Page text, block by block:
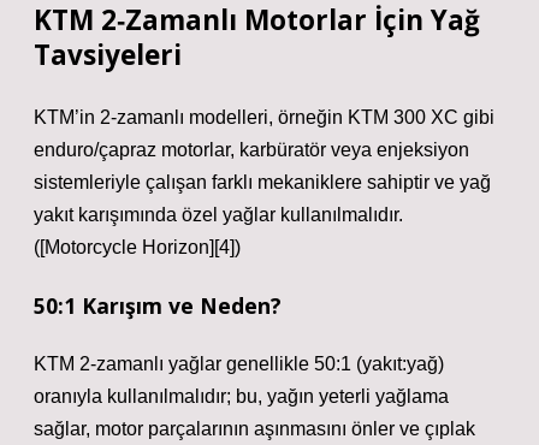
KTM 2‑Zamanlı Motorlar İçin Yağ
Tavsiyeleri
KTM’in 2‑zamanlı modelleri, örneğin KTM 300 XC gibi
enduro/çapraz motorlar, karbüratör veya enjeksiyon
sistemleriyle çalışan farklı mekaniklere sahiptir ve yağ
yakıt karışımında özel yağlar kullanılmalıdır.
([Motorcycle Horizon][4])
50:1 Karışım ve Neden?
KTM 2‑zamanlı yağlar genellikle 50:1 (yakıt:yağ)
oranıyla kullanılmalıdır; bu, yağın yeterli yağlama
sağlar, motor parçalarının aşınmasını önler ve çıplak